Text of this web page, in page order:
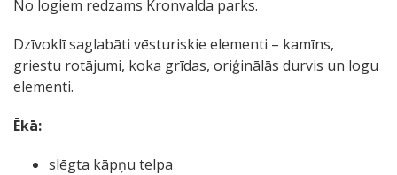
No logiem redzams Kronvalda parks.
Dzīvoklī saglabāti vēsturiskie elementi – kamīns,
griestu rotājumi, koka grīdas, oriģinālās durvis un logu
elementi.
Ēkā:
slēgta kāpņu telpa